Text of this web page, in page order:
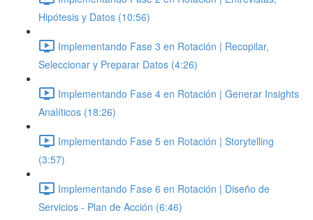
Hipótesis y Datos (10:56)
Implementando Fase 3 en Rotación | Recopilar,
Seleccionar y Preparar Datos (4:26)
Implementando Fase 4 en Rotación | Generar Insights
Analíticos (18:26)
Implementando Fase 5 en Rotación | Storytelling
(3:57)
Implementando Fase 6 en Rotación | Diseño de
Servicios - Plan de Acción (6:46)